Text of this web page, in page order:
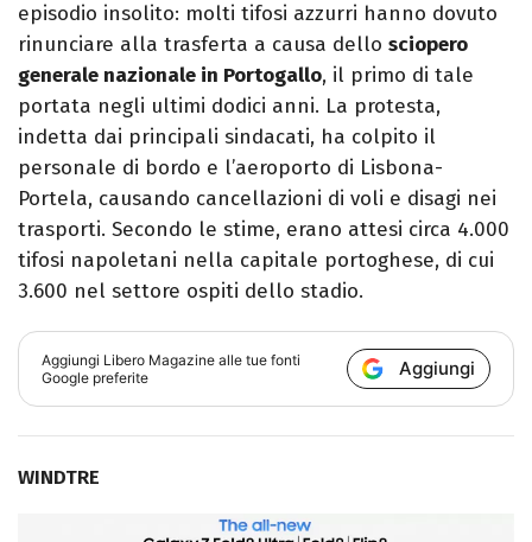
episodio insolito: molti tifosi azzurri hanno dovuto
rinunciare alla trasferta a causa dello sciopero
generale nazionale in Portogallo, il primo di tale
portata negli ultimi dodici anni. La protesta,
indetta dai principali sindacati, ha colpito il
personale di bordo e l’aeroporto di Lisbona-
Portela, causando cancellazioni di voli e disagi nei
trasporti. Secondo le stime, erano attesi circa 4.000
tifosi napoletani nella capitale portoghese, di cui
3.600 nel settore ospiti dello stadio.
Aggiungi Libero Magazine alle tue fonti
Google preferite
Aggiungi
WINDTRE